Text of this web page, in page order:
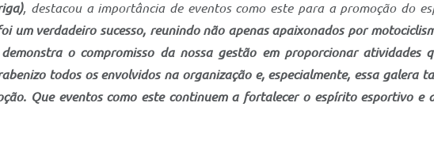
, destacou a importância de eventos como este para a promoção do
um verdadeiro sucesso, reunindo não apenas apaixonados por
o compromisso da nossa gestão em proporcionar atividades
todos os envolvidos na organização e, especialmente, essa galera
Que eventos como este continuem a fortalecer o espírito esportivo e